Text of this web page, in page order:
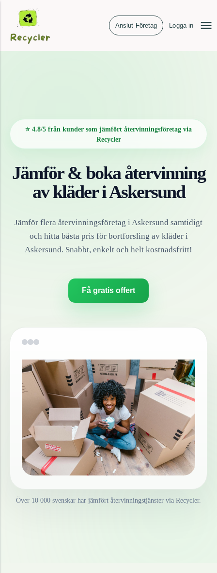
Anslut Företag Logga in
⭐ 4.8/5 från kunder som jämfört återvinningsföretag via
Recycler
Jämför & boka återvinning
avkläderiAskersund
Jämför flera återvinningsföretag iAskersund samtidigt
och hitta bästa pris för bortforsling av kläderi
Askersund. Snabbt, enkelt och helt kostnadsfritt!
Få gratis offert
Över 10 000 svenskar har jämfört återvinningstjänster via Recycler.